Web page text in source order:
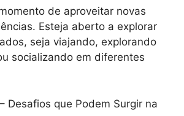
de aproveitar novas
Esteja aberto a explorar
seja viajando, explorando
socializando em diferentes
Desafios que Podem Surgir na